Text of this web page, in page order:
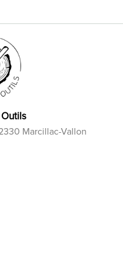
Marcillac-Vallon